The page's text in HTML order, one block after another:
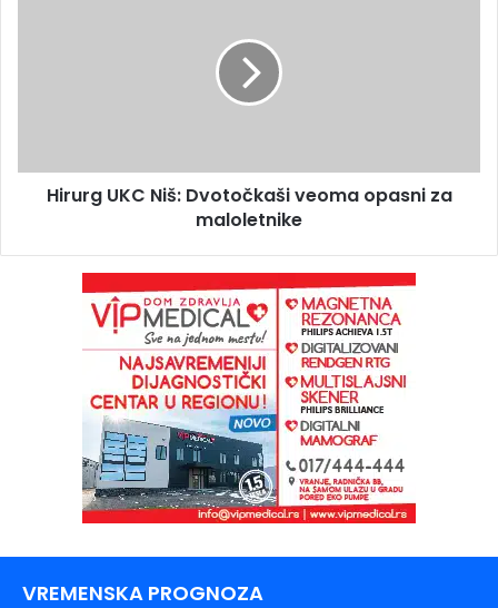
Hirurg UKC Niš: Dvotočkaši veoma opasni za
maloletnike
VREMENSKA PROGNOZA